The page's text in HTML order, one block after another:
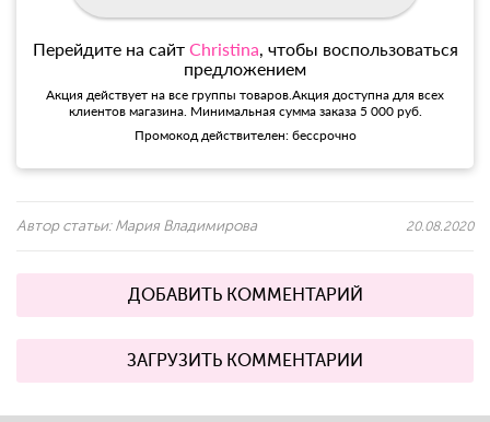
Перейдите на сайт Christina, чтобы воспользоваться
предложением
Акция действует на все группы товаров.Акция доступна для всех
клиентов магазина. Минимальная сумма заказа 5 000 руб.
Промокод действителен: бессрочно
Автор статьи: Мария Владимирова 20.08.2020
ДОБАВИТЬ КОММЕНТАРИЙ
ЗАГРУЗИТЬ КОММЕНТАРИИ